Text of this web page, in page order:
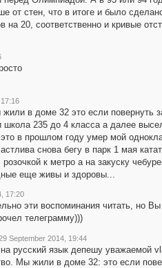
от стен, что в итоге и было
на 20, соответственно и кривые
жили в доме 32 это если
школа 235 до 4 класса а далее
в прошлом году умер мой
снова бегу в парк 1 мая
к метро а на закуску
еще живы и здоровы...
17:20
эти воспоминания читать, но
телеграмму)))
September 2014, 19:44
русский язык депешу уважаемой
Мы жили в доме 32: это если